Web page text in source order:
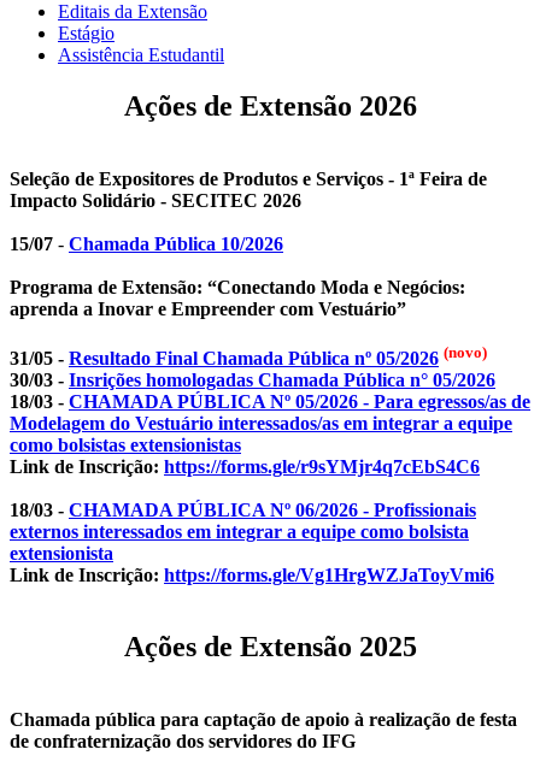
Editais da Extensão
Estágio
Assistência Estudantil
Ações de Extensão 2026
Seleção de Expositores de Produtos e Serviços - 1ª Feira de
Impacto Solidário - SECITEC 2026
15/07 - Chamada Pública 10/2026
Programa de Extensão: “Conectando Moda e Negócios:
aprenda a Inovar e Empreender com Vestuário”
31/05 - Resultado Final Chamada Pública nº 05/2026 (novo)
30/03 - Insrições homologadas Chamada Pública n° 05/2026
18/03 - CHAMADA PÚBLICA Nº 05/2026 - Para egressos/as de
Modelagem do Vestuário interessados/as em integrar a equipe
como bolsistas extensionistas
Link de Inscrição: https://forms.gle/r9sYMjr4q7cEbS4C6
18/03 - CHAMADA PÚBLICA Nº 06/2026 - Profissionais
externos interessados em integrar a equipe como bolsista
extensionista
Link de Inscrição: https://forms.gle/Vg1HrgWZJaToyVmi6
Ações de Extensão 2025
Chamada pública para captação de apoio à realização de festa
de confraternização dos servidores do IFG